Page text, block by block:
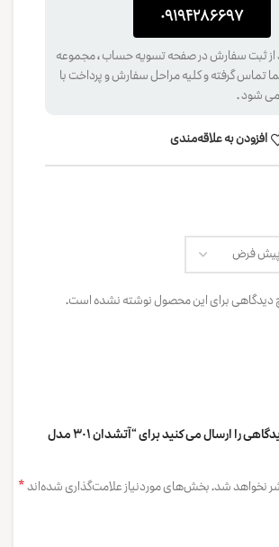
0۹۱۹۴۲۸۶۶۹۷
از ثبت سفارش در صفحه تسویه حساب ، مجموعه
تماس گرفته و کلیه مراحل سفارش و پرداخت با
شود .
افزودن به علاقه‌مندی
دیدگاهی برای این محصول نوشته نشده است.
اولین نفری باشید که دیدگاهی را ارسال می کنید برای “آتشدان 301 مدل
نخواهد شد.بخش‌های موردنیاز علامت‌گذاری شده‌اند*